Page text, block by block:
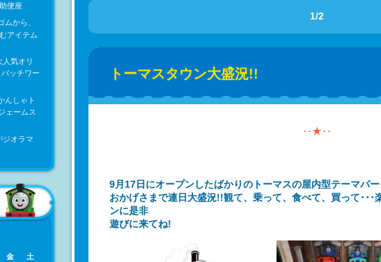
便座
ムから、
アイテム
人気オリ
ッチワー
んしゃト
ェームス
ジオラマ
金
土
1/2
トーマスタウン大盛況!!
･･★･･
9月17日にオープンしたばかりのトーマスの屋内型テーマパ
おかげさまで連日大盛況!!観て、乗って、食べて、買って･･･
ンに是非
遊びに来てね!